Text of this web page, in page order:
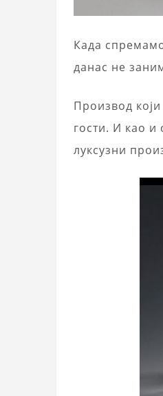
Када
данас не
Производ
гости. И као и
луксузни